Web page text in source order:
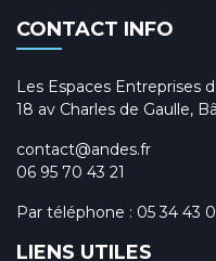
CONTACT INFO
Les Espaces Entreprises
18 av Charles de Gaulle,
contact@andes.fr
06 95 70 43 21
Par téléphone : 05 34 43
LIENS UTILES